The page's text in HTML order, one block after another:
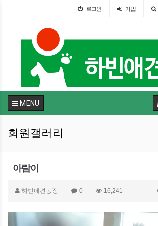
로그인 가입
MENU
회원갤러리
아람이
하빈애견농장 0 16,241